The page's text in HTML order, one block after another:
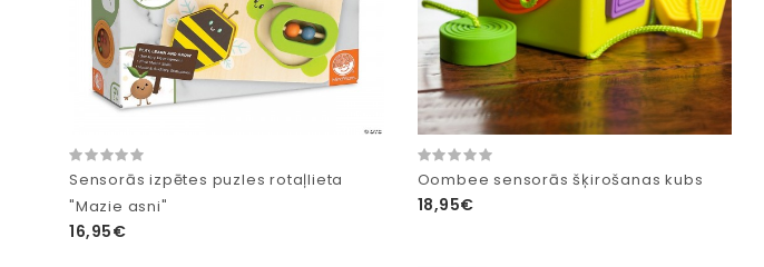
Sensorās izpētes puzles rotaļlieta
"Mazie asni"
16,95€
Oombee sensorās šķirošanas kubs
18,95€